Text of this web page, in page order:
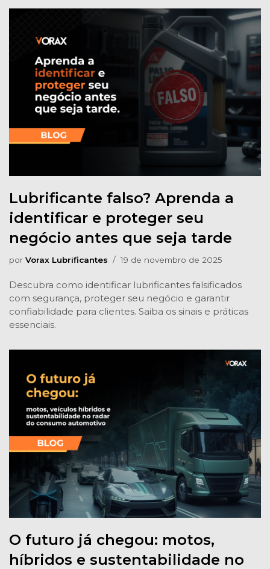
Lubrificante falso? Aprenda a
identificar e proteger seu
negócio antes que seja tarde
por Vorax Lubrificantes 19 de novembro de 2025
Descubra como identificar lubrificantes falsificados
com segurança, proteger seu negócio e garantir
confiabilidade para clientes. Saiba os sinais e práticas
essenciais.
O futuro já chegou: motos,
híbridos e sustentabilidade no